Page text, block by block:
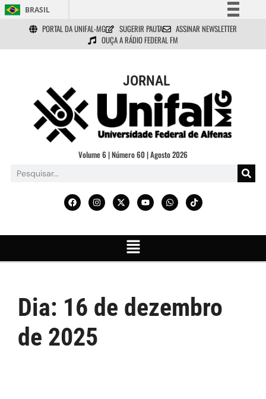
BRASIL
Simplifique!
Comunica BR
Acesso à informação
Legislação
Canais
PORTAL DA UNIFAL-MG SUGERIR PAUTA
ASSINAR NEWSLETTER
OUÇA A RÁDIO FEDERAL FM
JORNAL
Volume 6 | Número 60 | Agosto 2026
Dia: 16 de dezembro
de 2025